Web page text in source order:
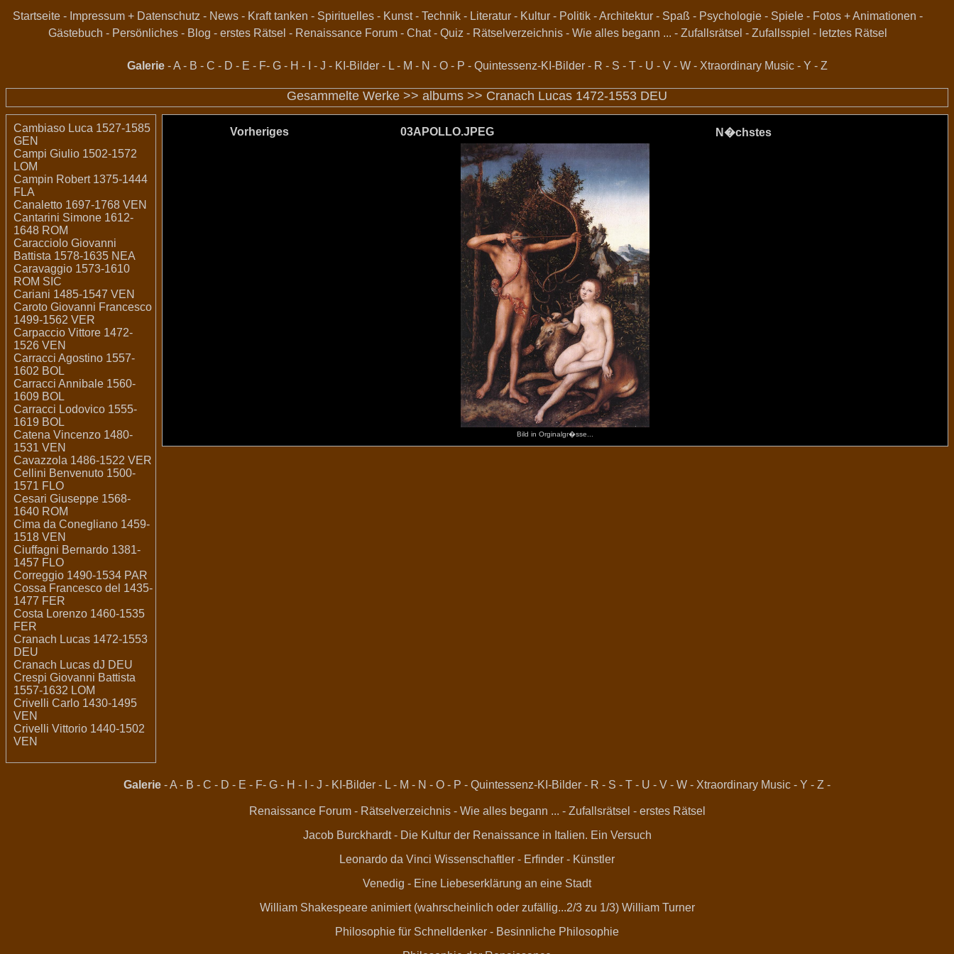
Startseite- Impressum + Datenschutz - News- Kraft tanken - Spirituelles- Kunst- Technik- Literatur- Kultur- Politik-Architektur- Spaß - Psychologie- Spiele- Fotos + Animationen -
Gästebuch - Persönliches- Blog - erstes Rätsel - Renaissance Forum- Chat- Quiz - Rätselverzeichnis- Wie alles begann ... - Zufallsrätsel - Zufallsspiel - letztes Rätsel
Galerie-A- B - C - D - E - F- G- H -I - J - KI-Bilder- L- M - N - O- P - Quintessenz-KI-Bilder- R - S - T- U - V- W- Xtraordinary Music- Y - Z
Gesammelte Werke >> albums >> Cranach Lucas 1472-1553 DEU
Cambiaso Luca 1527-1585
GEN
Campi Giulio 1502-1572
LOM
Campin Robert 1375-1444
FLA
Canaletto 1697-1768 VEN
Cantarini Simone 1612-
1648 ROM
Caracciolo Giovanni
Battista 1578-1635 NEA
Caravaggio 1573-1610
ROM SIC
Cariani 1485-1547 VEN
Caroto Giovanni Francesco
1499-1562 VER
Carpaccio Vittore 1472-
1526 VEN
Carracci Agostino 1557-
1602 BOL
Carracci Annibale 1560-
1609 BOL
Carracci Lodovico 1555-
1619 BOL
Catena Vincenzo 1480-
1531 VEN
Cavazzola 1486-1522 VER
Cellini Benvenuto 1500-
1571 FLO
Cesari Giuseppe 1568-
1640 ROM
Cima da Conegliano 1459-
1518 VEN
Ciuffagni Bernardo 1381-
1457 FLO
Correggio 1490-1534 PAR
Cossa Francesco del 1435-
1477 FER
Costa Lorenzo 1460-1535
FER
Cranach Lucas 1472-1553
DEU
Cranach Lucas dJ DEU
Crespi Giovanni Battista
1557-1632 LOM
Crivelli Carlo 1430-1495
VEN
Crivelli Vittorio 1440-1502
VEN
Vorheriges 03APOLLO.JPEG N�chstes
Bild in Orginalgr�sse...
Galerie -A - B - C - D - E - F- G - H - - J - KI-Bilder - L - M - N - O - P - Quintessenz-KI-Bilder - R - S - T - U - V - W - Xtraordinary Music - Y - Z -
Renaissance Forum- Rätselverzeichnis- Wie alles begann ... - Zufallsrätsel - erstes Rätsel
Jacob Burckhardt - Die Kultur der Renaissance in Italien. Ein Versuch
Leonardo da Vinci Wissenschaftler - Erfinder - Künstler
Venedig - Eine Liebeserklärung an eine Stadt
William Shakespeare animiert (wahrscheinlich oder zufällig...2/3 zu 1/3) William Turner
Philosophie für Schnelldenker - Besinnliche Philosophie